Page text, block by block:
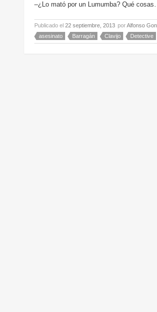
–¿Lo mató por un Lumumba? Qué
Publicado el 22 septiembre, 2013 porAlfonso
asesinato
Barragán Clavijo Detective